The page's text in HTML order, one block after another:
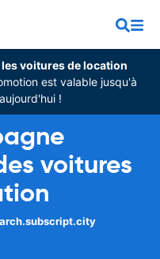
voitures de location
est valable jusqu'à
!
voitures